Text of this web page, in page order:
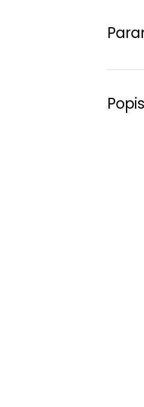
Popis